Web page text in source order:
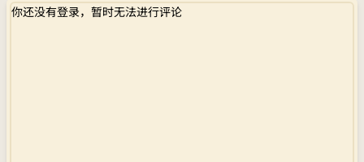
你还没有登录，暂时无法进行评论